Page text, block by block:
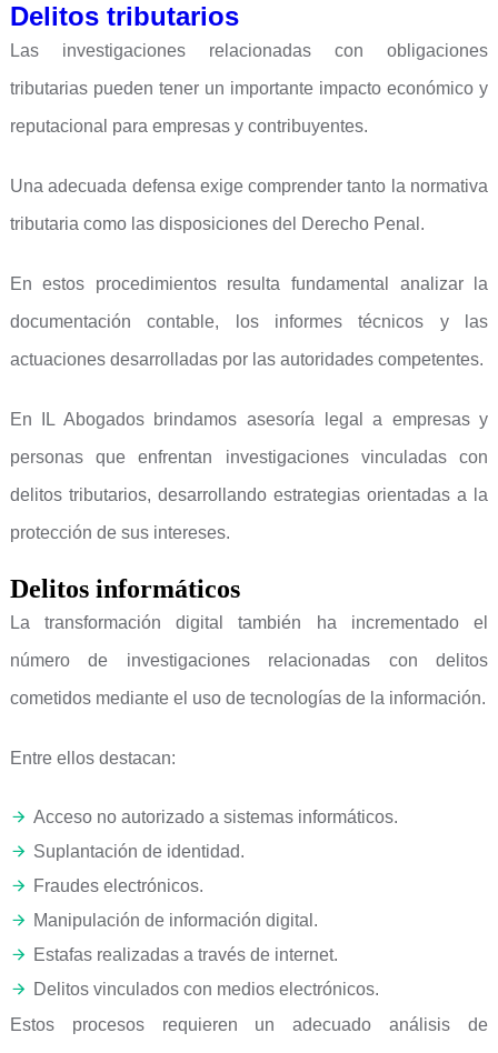
Delitos tributarios
Las investigaciones relacionadas con obligaciones
tributarias pueden tener un importante impacto económico y
reputacional para empresas y contribuyentes.
Una adecuada defensa exige comprender tanto la normativa
tributaria como las disposiciones del Derecho Penal.
En estos procedimientos resulta fundamental analizar la
documentación contable, los informes técnicos y las
actuaciones desarrolladas por las autoridades competentes.
En IL Abogados brindamos asesoría legal a empresas y
personas que enfrentan investigaciones vinculadas con
delitos tributarios, desarrollando estrategias orientadas a la
protección de sus intereses.
Delitos informáticos
La transformación digital también ha incrementado el
número de investigaciones relacionadas con delitos
cometidos mediante el uso de tecnologías de la información.
Entre ellos destacan:
Acceso no autorizado a sistemas informáticos.
Suplantación de identidad.
Fraudes electrónicos.
Manipulación de información digital.
Estafas realizadas a través de internet.
Delitos vinculados con medios electrónicos.
Estos procesos requieren un adecuado análisis de